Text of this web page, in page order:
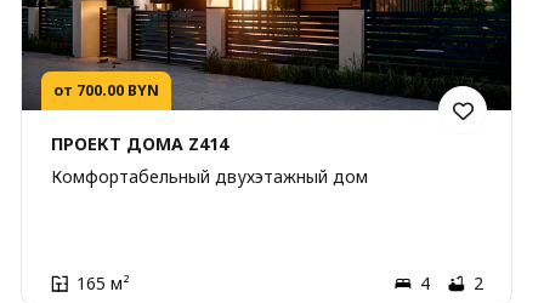
от 700.00 BYN
ПРОЕКТ ДОМА Z414
Комфортабельный двухэтажный дом
165 м² 4 2